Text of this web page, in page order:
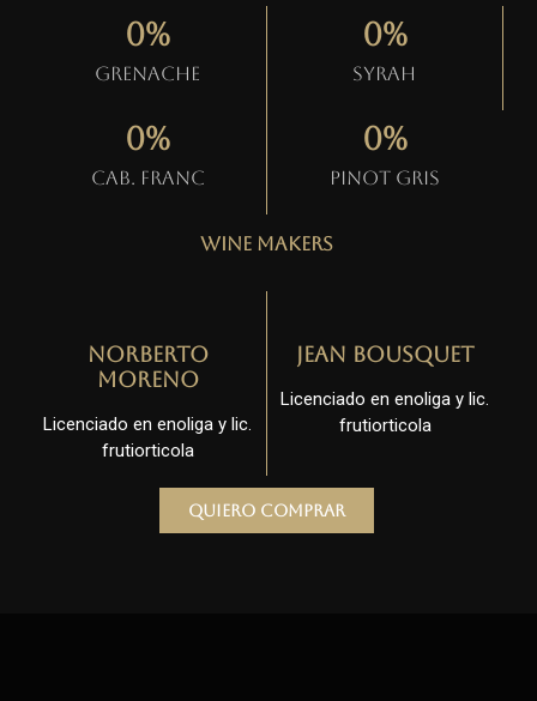
Grenache
0%
Syrah
0%
Cab. Franc
0%
Pinot gris
0%
Wine Makers
Norberto
Moreno
Licenciado en enoliga y lic.
frutiorticola
Jean Bousquet
Licenciado en enoliga y lic.
frutiorticola
Quiero comprar